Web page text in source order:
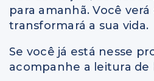
para amanhã. Você
transformará a sua vida.
Se você já está nesse
acompanhe a leitura de